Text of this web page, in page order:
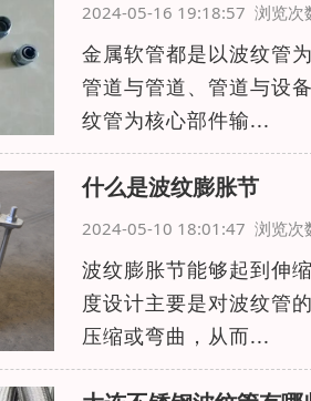
2024-05-16 19:18:57 浏览次
金属软管都是以波纹管
管道与管道、管道与设
纹管为核心部件输...
什么是波纹膨胀节
2024-05-10 18:01:47 浏览次
波纹膨胀节能够起到伸
度设计主要是对波纹管
压缩或弯曲，从而...